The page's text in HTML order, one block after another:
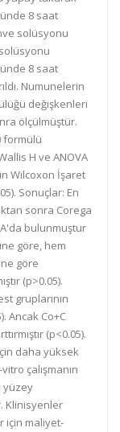
8 saat
solüsyonu
8 saat
Numunelerin
değişkenleri
ölçülmüştür.
formülü
H ve ANOVA
Wilcoxon İşaret
Sonuçlar: En
sonra Corega
bulunmuştur
göre, hem
göre
(p>0.05).
gruplarının
Ancak Co+C
(p<0.05).
daha yüksek
çalışmanın
yüzey
Klinisyenler
için maliyet-